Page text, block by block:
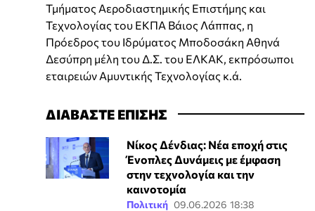
Τμήματος Αεροδιαστημικής Επιστήμης και
Τεχνολογίας του ΕΚΠΑ Βάιος Λάππας, η
Πρόεδρος του Ιδρύματος Μποδοσάκη Αθηνά
Δεσύπρη μέλη του Δ.Σ. του ΕΛΚΑΚ, εκπρόσωποι
εταιρειών Αμυντικής Τεχνολογίας κ.ά.
ΔΙΑΒΑΣΤΕ ΕΠΙΣΗΣ
Νίκος Δένδιας: Νέα εποχή στις
Ένοπλες Δυνάμεις με έμφαση
στην τεχνολογία και την
καινοτομία
Πολιτική 09.06.2026 18:38